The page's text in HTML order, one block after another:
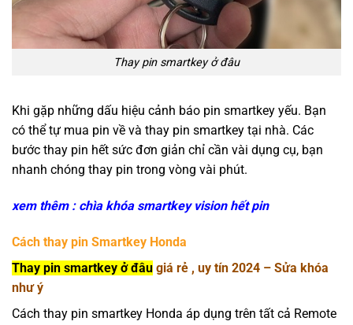
Thay pin smartkey ở đâu
Khi gặp những dấu hiệu cảnh báo pin smartkey yếu. Bạn
có thể tự mua pin về và thay pin smartkey tại nhà. Các
bước thay pin hết sức đơn giản chỉ cần vài dụng cụ, bạn
nhanh chóng thay pin trong vòng vài phút.
xem thêm : chìa khóa smartkey vision hết pin
Cách thay pin Smartkey Honda
Thay pin smartkey ở đâu giá rẻ , uy tín 2024 – Sửa khóa
như ý
Cách thay pin smartkey Honda áp dụng trên tất cả Remote